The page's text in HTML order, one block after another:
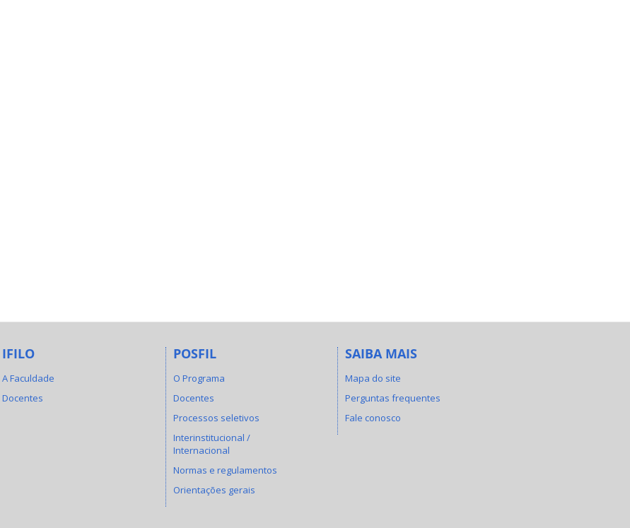
IFILO
A Faculdade
Docentes
POSFIL
O Programa
Docentes
Processos seletivos
Interinstitucional /
Internacional
Normas e regulamentos
Orientações gerais
SAIBA MAIS
Mapa do site
Perguntas frequentes
Fale conosco